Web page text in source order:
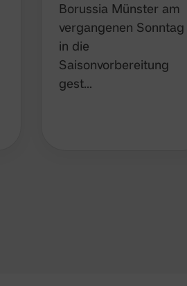
Borussia Münster am
vergangenen Sonntag
in die
Saisonvorbereitung
gest…